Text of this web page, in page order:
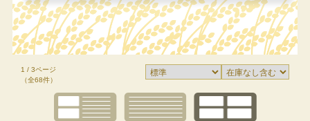
1 / 3ページ
（全68件）